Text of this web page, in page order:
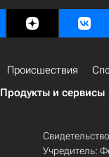
Происшествия
Продукты и сервисы
Учредитель: